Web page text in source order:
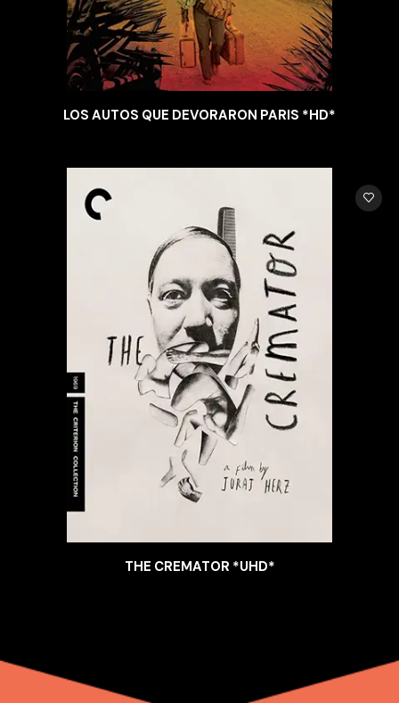
LOS AUTOS QUE DEVORARON PARIS *HD*
THE CREMATOR *UHD*